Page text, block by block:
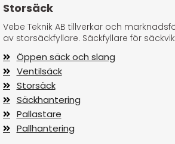
Storsäck
Vebe Teknik AB tillverkar och
av storsäckfyllare. Säckfyllare för
Öppen säck och slang
Ventilsäck
Storsäck
Säckhantering
Pallastare
Pallhantering